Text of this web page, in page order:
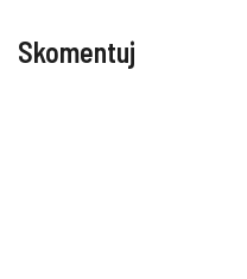
Skomentuj